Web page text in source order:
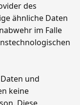
des
ähnliche Daten
im Falle
und
keine